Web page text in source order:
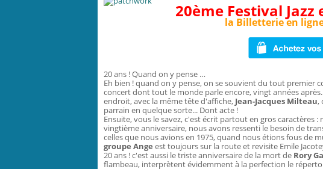
20ème Festival
la Billetterie en
20 ans ! Quand on y pense …
Eh bien ! quand on y pense, on se souvient du tout premier
concert dont tout le monde parle encore, vingt années
endroit, avec la même tête d'affiche, Jean-Jacques Milteau,
parrain en quelque sorte... Dont acte !
Ensuite, vous le savez, c'est écrit partout en gros caractères
vingtième anniversaire, nous avons ressenti le besoin de
celles que nous avions en 1975, quand nous étions fous de
groupe Ange est toujours sur la route et revisite Emile
20 ans ! c'est aussi le triste anniversaire de la mort de Rory
flambeau, interprètent évidemment à la perfection le